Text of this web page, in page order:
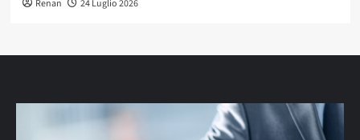
Renan 24 Luglio 2026